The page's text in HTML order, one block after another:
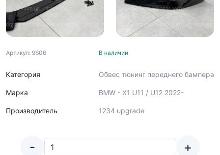
Артикул: 9606
Категория
Марка
Производитель
В наличии
Обвес тюнинг переднего бампера
BMW - X1 U11 / U12 2022-
1234 upgrade
- +